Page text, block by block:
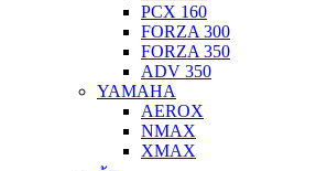
PCX 160
FORZA 300
FORZA 350
ADV 350
YAMAHA
AEROX
NMAX
XMAX